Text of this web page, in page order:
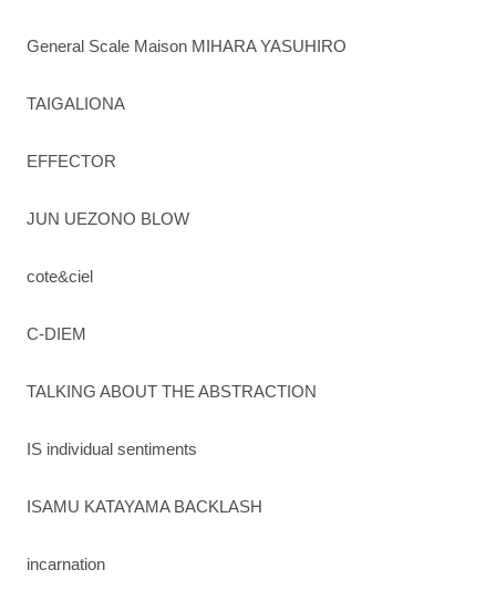
General Scale Maison MIHARA YASUHIRO
TAIGALIONA
EFFECTOR
JUN UEZONO BLOW
cote&ciel
C-DIEM
TALKING ABOUT THE ABSTRACTION
IS individual sentiments
ISAMU KATAYAMA BACKLASH
incarnation